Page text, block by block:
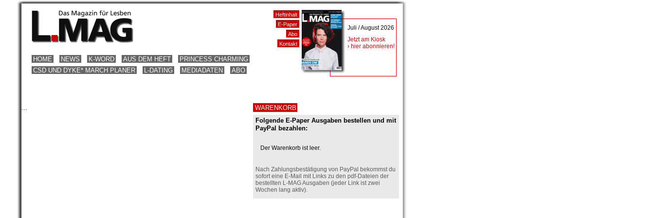
HOME NEWS K-WORD AUS DEM HEFT
PRINCESS CHARMING
CSD UND DYKE* MARCH PLANER
L-DATING MEDIADATEN ABO
...
WARENKORB
Folgende E-Paper Ausgaben bestellen und mit
PayPal bezahlen:
Der Warenkorb ist leer.
Nach Zahlungsbestätigung von PayPal bekommst du
sofort eine E-Mail mit Links zu den pdf-Dateien der
bestellten L-MAG Ausgaben (jeder Link ist zwei
Wochen lang aktiv).
Heftinhalt
E-Paper
Abo
Kontakt
Juli / August 2026
Jetzt am Kiosk
› hier abonnieren!